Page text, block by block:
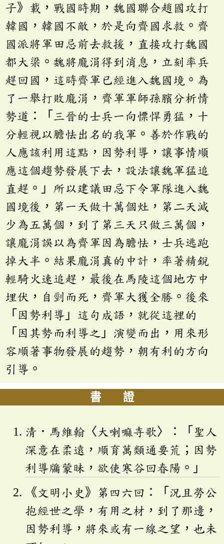
子》載，戰國時期，魏國聯合趙國攻打
韓國，韓國不敵，於是向齊國求救。齊
國派將軍田忌前去救援，直接攻打魏國
都大梁。魏將龐涓得到消息，立刻率兵
趕回國，這時齊軍已經進入魏國境。為
了一舉打敗龐涓，齊軍軍師孫臏分析情
勢道：「三晉的士兵一向慓悍勇猛，十
分輕視以膽怯出名的我軍。善於作戰的
人應該利用這點，因勢利導，讓事情順
應這個趨勢發展下去，設法讓魏軍猛追
直趕。」所以建議田忌下令軍隊進入魏
國境後，第一天做十萬個灶，第二天減
少為五萬個，到了第三天只做三萬個，
讓龐涓誤以為齊軍因為膽怯，士兵逃跑
掉大半。結果龐涓真的中計，率著精銳
輕騎火速追趕，最後在馬陵這個地方中
埋伏，自剄而死，齊軍大獲全勝。後來
「因勢利導」這句成語，就從這裡的
「因其勢而利導之」演變而出，用來形
容順著事物發展的趨勢，朝有利的方向
引導。
書 證
清．馬維翰〈大喇嘛寺歌〉：「聖人
深意在柔遠，順育萬類通要荒；因勢
利導牖蒙昧，欲使寒谷回春陽。」
《文明小史》第四六回：「況且勞公
抱經世之學，有用之材，到了那邊，
因勢利導，將來或有一線之望，也未